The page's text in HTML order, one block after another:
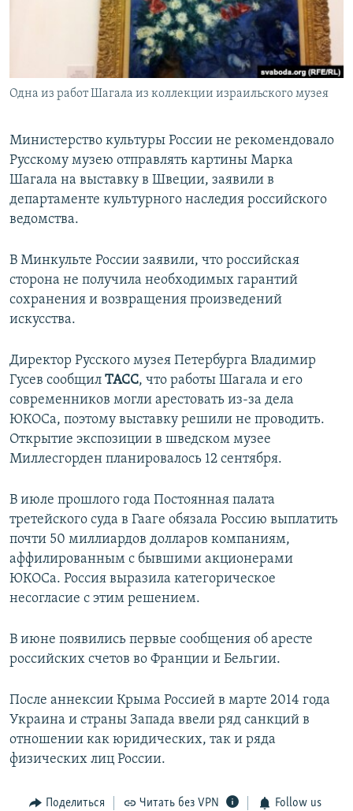
ПОБЕДИТЕЛЕЙ НЕ СУДЯТ?
КРЫМ.НЕПОКОРЕННЫЙ
УКРАИНСКАЯ ПРОБЛЕМА КРЫМА
ПРИСОЕДИНЯЙТЕСЬ!
Одна из работ Шагала из коллекции израильского музея
Министерство культуры России не рекомендовало
Русскому музею отправлять картины Марка
Шагала на выставку в Швеции, заявили в
департаменте культурного наследия российского
ведомства.
В Минкульте России заявили, что российская
сторона не получила необходимых гарантий
сохранения и возвращения произведений
искусства.
Директор Русского музея Петербурга Владимир
Гусев сообщил ТАСС, что работы Шагала и его
современников могли арестовать из-за дела
ЮКОСа, поэтому выставку решили не проводить.
Открытие экспозиции в шведском музее
Миллесгорден планировалось 12 сентября.
В июле прошлого года Постоянная палата
третейского суда в Гааге обязала Россию выплатить
почти 50 миллиардов долларов компаниям,
аффилированным с бывшими акционерами
ЮКОСа. Россия выразила категорическое
несогласие с этим решением.
В июне появились первые сообщения об аресте
российских счетов во Франции и Бельгии.
После аннексии Крыма Россией в марте 2014 года
Украина и страны Запада ввели ряд санкций в
отношении как юридических, так и ряда
физических лиц России.
Поделиться Читать без VPN Follow us